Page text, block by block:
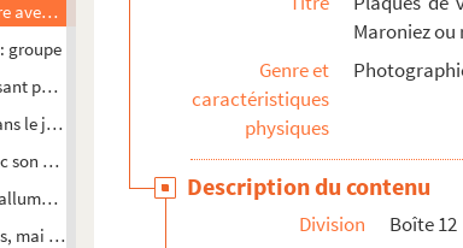
avec les deux filles de Georges Maroniez
groupe
par ordre de grandeur dont deux des filles de Maroniez
le jardin. Au premier plan : homme présentant sa petite
bébé dans les bras
une cigarette
mai 1901
Maroniez ou
Genre et
caractéristiques
physiques
Description du contenu
Division
Boîte 12